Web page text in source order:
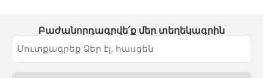
Բաժանորդագրվե՛ք մեր տեղեկագրին